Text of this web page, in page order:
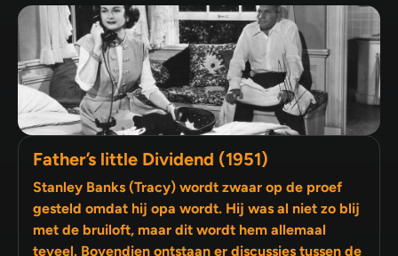
Father’s little Dividend (1951)
Stanley Banks (Tracy) wordt zwaar op de proef
gesteld omdat hij opa wordt. Hij was al niet zo blij
met de bruiloft, maar dit wordt hem allemaal
teveel. Bovendien ontstaan er discussies tussen de